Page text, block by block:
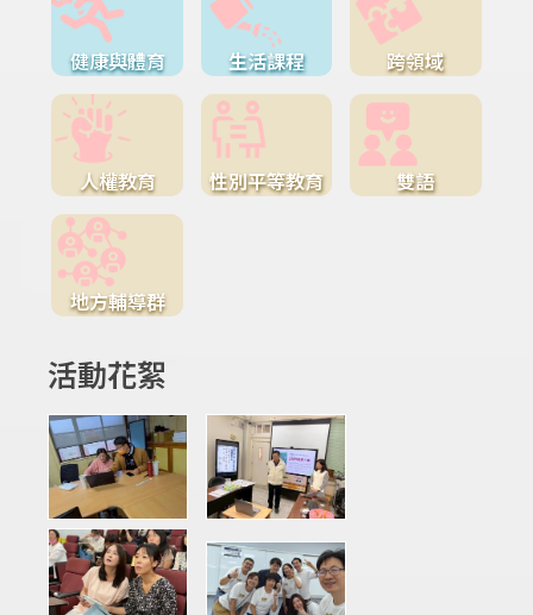
健康與體育 生活課程 跨領域
人權教育 性別平等教育 雙語
地方輔導群
活動花絮